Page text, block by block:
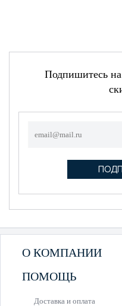
Подпишитесь
О КОМПАНИИ
ПОМОЩЬ
Доставка и оплата